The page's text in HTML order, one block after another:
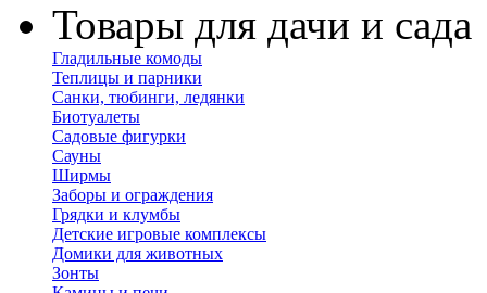
Товары для дачи и сада
Гладильные комоды
Теплицы и парники
Санки, тюбинги, ледянки
Биотуалеты
Садовые фигурки
Сауны
Ширмы
Заборы и ограждения
Грядки и клумбы
Детские игровые комплексы
Домики для животных
Зонты